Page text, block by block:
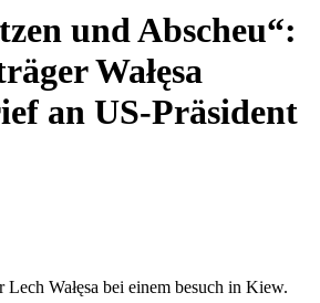
und Abscheu“:
Wałęsa
an US-Präsident
Lech Wałęsa bei einem besuch in Kiew.